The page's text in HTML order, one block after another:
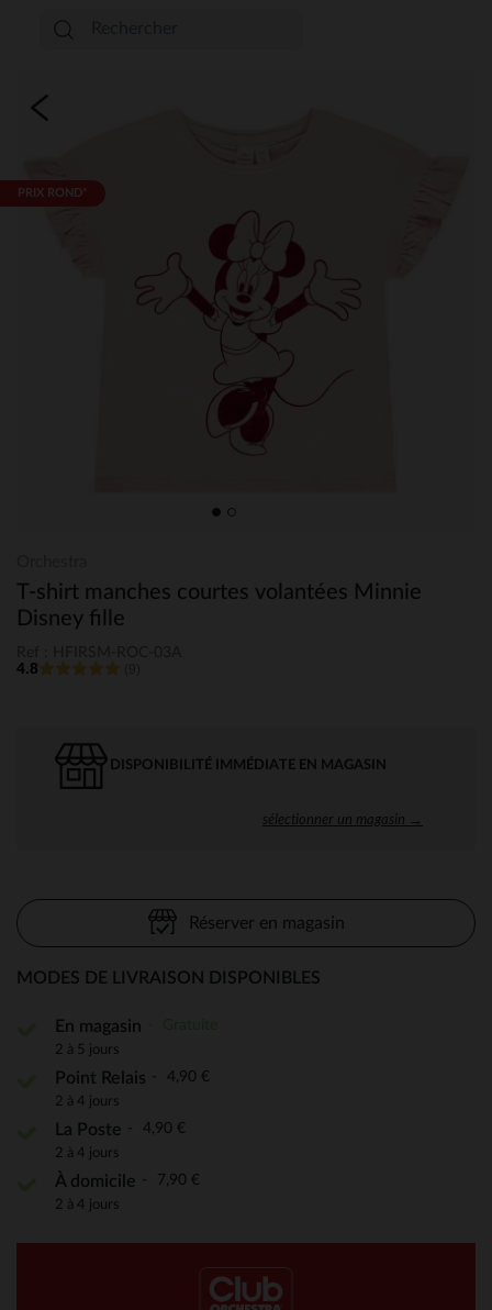
PRIX ROND*
T-shirt manches courtes volantées Minnie
Disney fille
4.8
DISPONIBILITÉ IMMÉDIATE EN MAGASIN
sélectionner un magasin →
Réserver en magasin
MODES DE LIVRAISON DISPONIBLES
En magasin
2 à 5 jours
Point Relais 4,90 €
2 à 4 jours
La Poste 4,90 €
2 à 4 jours
À domicile 7,90 €
2 à 4 jours